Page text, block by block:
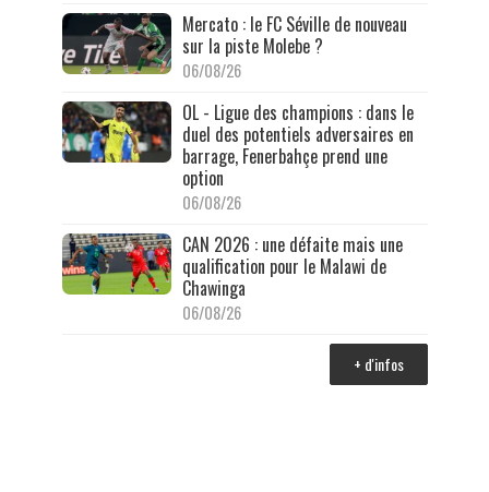
Mercato : le FC Séville de nouveau
sur la piste Molebe ?
06/08/26
OL - Ligue des champions : dans le
duel des potentiels adversaires en
barrage, Fenerbahçe prend une
option
06/08/26
CAN 2026 : une défaite mais une
qualification pour le Malawi de
Chawinga
06/08/26
+ d'infos